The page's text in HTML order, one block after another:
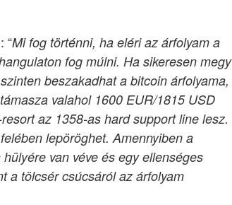
“Mi fog történni, ha eléri az árfolyam a
fog múlni. Ha sikeresen megy
beszakadhat a bitcoin árfolyama,
valahol 1600 EUR/1815 USD
az 1358-as hard support line lesz.
lepöröghet. Amennyiben a
van véve és egy ellenséges
a tölcsér csúcsáról az árfolyam